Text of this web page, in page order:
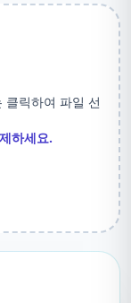
클릭하여 파일 선
하세요.